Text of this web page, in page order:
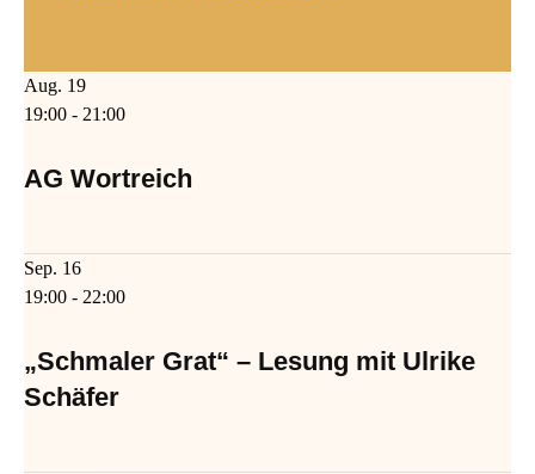
Aug. 19
19:00 - 21:00
AG Wortreich
Sep. 16
19:00 - 22:00
„Schmaler Grat“ – Lesung mit Ulrike
Schäfer